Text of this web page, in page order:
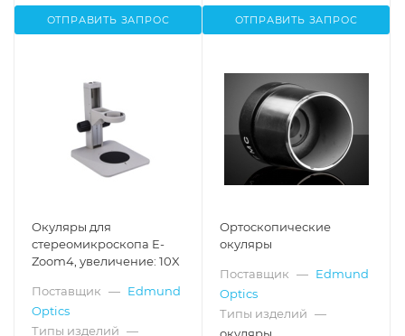
ОТПРАВИТЬ ЗАПРОС ОТПРАВИТЬ ЗАПРОС
Окуляры для
стереомикроскопа E-
Zoom4, увеличение: 10X
Поставщик — Edmund
Optics
Типы изделий —
Ортоскопические
окуляры
Поставщик — Edmund
Optics
Типы изделий —